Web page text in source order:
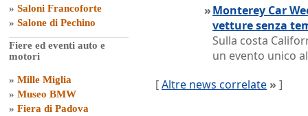
» Saloni Francoforte
» Salone di Pechino
Fiere ed eventi auto e
motori
» Mille Miglia
» Museo BMW
» Fiera di Padova
»Monterey Car
vetture senza
Sulla costa
un evento unico
[Altre news correlate » ]